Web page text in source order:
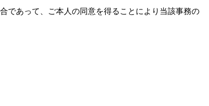
であって、ご本人の同意を得ることにより当該事務の